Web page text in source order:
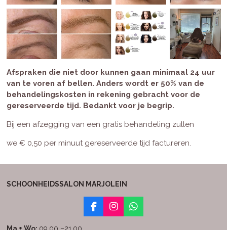
Afspraken die niet door kunnen gaan minimaal 24 uur
van te voren af bellen. Anders wordt er 50% van de
behandelingskosten in rekening gebracht voor de
gereserveerde tijd. Bedankt voor je begrip.
Bij een afzegging van een gratis behandeling zullen
we € 0,50 per minuut gereserveerde tijd factureren.
SCHOONHEIDSSALON MARJOLEIN
F
a
I
n
W
h